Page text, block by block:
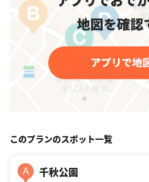
このプランのスポット一覧
A 千秋公園